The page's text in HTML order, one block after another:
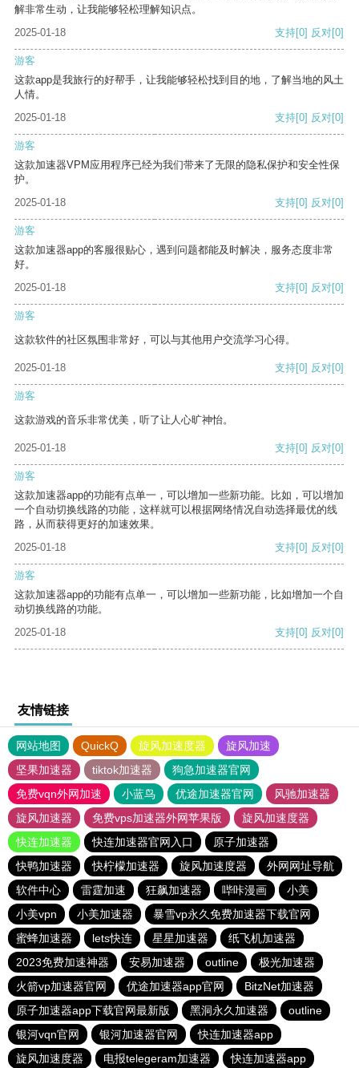
解非常生动，让我能够轻松理解知识点。
2025-01-18
支持[0] 反对[0]
游客
这款app是我旅行的好帮手，让我能够轻松找到目的地，了解当地的风土
人情。
2025-01-18
支持[0] 反对[0]
游客
这款加速器VPM应用程序已经为我们带来了无限的隐私保护和安全性保
护。
2025-01-18
支持[0] 反对[0]
游客
这款加速器app的客服很贴心，遇到问题都能及时解决，服务态度非常
好。
2025-01-18
支持[0] 反对[0]
游客
这款软件的社区氛围非常好，可以与其他用户交流学习心得。
2025-01-18 支持[0] 反对[0]
游客
这款游戏的音乐非常优美，听了让人心旷神怡。
2025-01-18 支持[0] 反对[0]
游客
这款加速器app的功能有点单一，可以增加一些新功能。比如，可以增加
一个自动切换线路的功能，这样就可以根据网络情况自动选择最优的线
路，从而获得更好的加速效果。
2025-01-18
支持[0] 反对[0]
游客
这款加速器app的功能有点单一，可以增加一些新功能，比如增加一个自
动切换线路的功能。
2025-01-18
支持[0] 反对[0]
友情链接
网站地图 QuickQ 旋风加速度器
旋风加速
坚果加速器
tiktok加速器
狗急加速器官网
免费vqn外网加速
小蓝鸟 优途加速器官网
风驰加速器
旋风加速器
免费vps加速器外网苹果版
旋风加速度器
快连加速器
快连加速器官网入口
原子加速器
快鸭加速器
快柠檬加速器 旋风加速度器
外网网址导航
软件中心
雷霆加速 狂飙加速器 哔咔漫画
小美
小美vpn
小美加速器
暴雪vp永久免费加速器下载官网
蜜蜂加速器
lets快连 星星加速器
纸飞机加速器
2023免费加速神器
安易加速器 outline
极光加速器
火箭vp加速器官网
优途加速器app官网
BitzNet加速器
原子加速器app下载官网最新版
黑洞永久加速器
outline
银河vqn官网
银河加速器官网
快连加速器app
旋风加速度器
电报telegeram加速器 快连加速器app